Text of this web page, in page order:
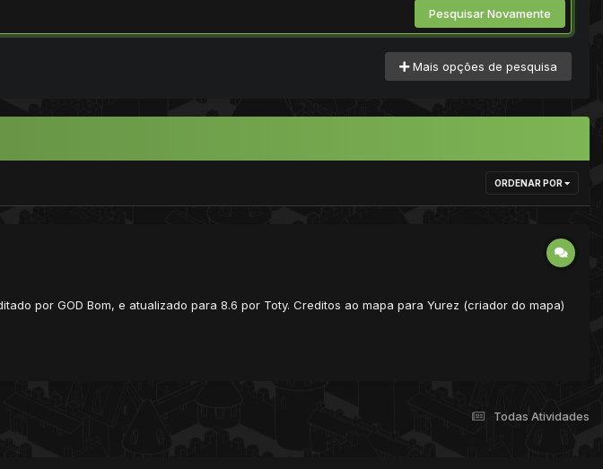
Pesquisar Novamente
Mais opções de pesquisa
ORDENAR POR
por GOD Bom, e atualizado para 8.6 por Toty. Creditos ao mapa para Yurez (criador do mapa)
Todas Atividades